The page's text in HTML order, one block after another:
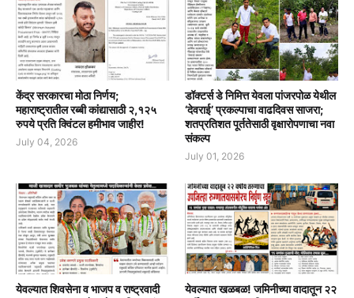
केंद्र सरकारचा मोठा निर्णय;
महाराष्ट्रातील रब्बी कांद्यासाठी २,१२५
रुपये प्रति क्विंटल हमीभाव जाहीर!
July 04, 2026
डॉक्टर्स डे निमित्त येवला पांजरपोळ येथील
‘देवराई’ प्रकल्पाचा वाढदिवस साजरा;
शतप्रतिशत पूर्ततेसाठी वृक्षारोपणाचा नवा
संकल्प
July 01, 2026
येवल्यात शिवसेना व भाजप व राष्ट्रवादी
येवल्यात खळबळ! जमिनीच्या वादातून २२